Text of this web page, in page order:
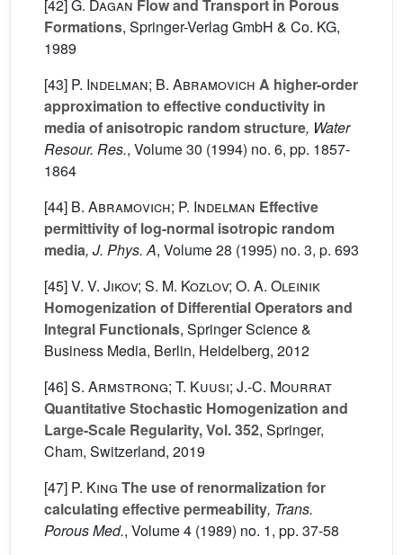
[42] G. Dagan Flow and Transport in Porous
Formations, Springer-Verlag GmbH & Co. KG,
1989
[43] P. Indelman; B. Abramovich A higher-order
approximation to effective conductivity in
media of anisotropic random structure, Water
Resour. Res., Volume 30 (1994) no. 6, pp. 1857-
1864
[44] B. Abramovich; P. Indelman Effective
permittivity of log-normal isotropic random
media, J. Phys. A, Volume 28 (1995) no. 3, p. 693
[45]V. V. Jikov; S. M. Kozlov; O. A. Oleinik
Homogenization of Differential Operators and
Integral Functionals, Springer Science &
Business Media, Berlin, Heidelberg, 2012
[46]S. Armstrong; T. Kuusi; J.-C. Mourrat
Quantitative Stochastic Homogenization and
Large-Scale Regularity, Vol. 352, Springer,
Cham, Switzerland, 2019
[47] P. King The use of renormalization for
calculating effective permeability, Trans.
Porous Med., Volume 4 (1989) no. 1, pp. 37-58